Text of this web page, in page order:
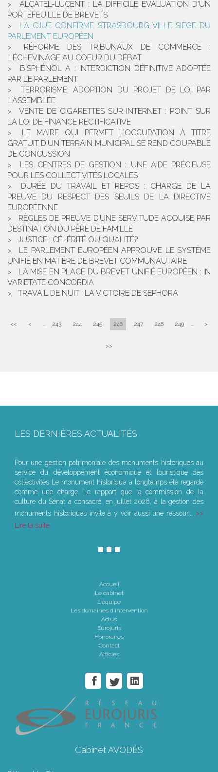
ALCATEL-LUCENT : LA DIFFICILE ÉVALUATION D'UN
PORTEFEUILLE DE BREVETS
LA CJUE CONFIRME STRASBOURG VILLE SIÈGE DU
PARLEMENT EUROPÉEN
RÉFORME DES TRIBUNAUX DE COMMERCE :
L'ÉCHEVINAGE AU COEUR DU DÉBAT
BISPHÉNOL A : INTERDICTION DÉFINITIVE ADOPTÉE
PAR LE PARLEMENT
TERRORISME: ADOPTION DU PROJET DE LOI PAR
L'ASSEMBLÉE
VENTE DE CIGARETTES SUR INTERNET : POINT SUR
LA LOI DE FINANCE RECTIFICATIVE
LE MAIRE QUI PERMET L'OCCUPATION À TITRE
GRATUIT D'UN TERRAIN MUNICIPAL SE REND COUPABLE
DE CONCUSSION
LES CENTRES DE GESTION : UNE AIDE PRÉCIEUSE
POUR LES COLLECTIVITÉS LOCALES
DURÉE DU TRAVAIL ET REPOS : CHARGE DE LA
PREUVE DU RESPECT DES SEUILS DE LA DIRECTIVE
EUROPÉENNE
RÈGLES DE PREUVE D’UNE SERVITUDE ACQUISE PAR
DESTINATION DU PÈRE DE FAMILLE
JUSTICE : CÉLÉRITÉ OU QUALITÉ?
LE PARLEMENT EUROPÉEN APPROUVE LE SYSTÈME
UNIFIÉ EN MATIÈRE DE BREVET COMMUNAUTAIRE
LA MISE EN PLACE DU BREVET UNIFIÉ EUROPÉEN : IN
VARIETATE CONCORDIA
TRAVAIL DE NUIT : LA VICTOIRE DE SEPHORA
<< < 243 244 245 246 247 248 249 >
>>
LES DERNIÈRES ACTUALITÉS
Pour une gestion patrimoniale des monuments historiques au
service du développement économique et touristique des
collectivités Le monument historique a longtemps été regardé
comme une charge. Le rapport que la commission de la
culture du Sénat a consacré, en juillet 2026, à la gestion des
monuments historiques invite à y voir aussi une ressour...
Lire la suite
Accueil
Le cabinet
L'équipe
Les domaines d'intervention
Actus
Eurojuris
Honoraires
Contact
Articles
Cabinet AVODÈS